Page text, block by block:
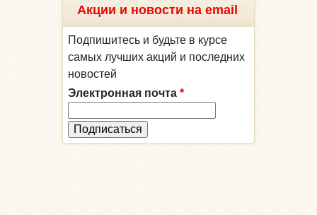
Акции и новости на email
Подпишитесь и будьте в курсе
самых лучших акций и последних
новостей
Электронная почта *